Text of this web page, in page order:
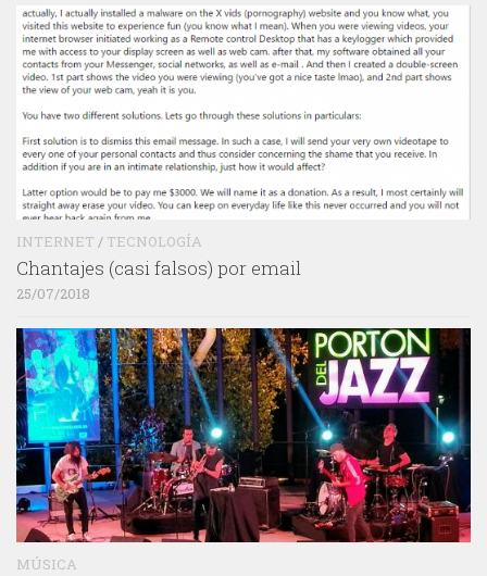
INTERNET / TECNOLOGÍA
Chantajes (casi falsos) por email
25/07/2018
MÚSICA